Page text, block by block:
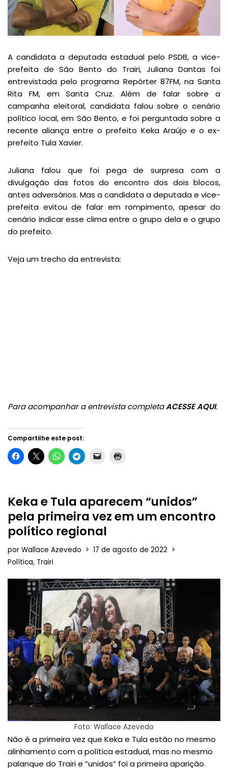
A candidata a deputada estadual pelo PSDB, a vice-
prefeita de São Bento do Trairi, Juliana Dantas foi
entrevistada pelo programa Repórter 87FM, na Santa
Rita FM, em Santa Cruz. Além de falar sobre a
campanha eleitoral, candidata falou sobre o cenário
político local, em São Bento, e foi perguntada sobre a
recente aliança entre o prefeito Keka Araújo e o ex-
prefeito Tula Xavier.
Juliana falou que foi pega de surpresa com a
divulgação das fotos do encontro dos dois blocos,
antes adversários. Mas a candidata a deputada e vice-
prefeita evitou de falar em rompimento, apesar do
cenário indicar esse clima entre o grupo dela e o grupo
do prefeito.
Veja um trecho da entrevista:
Para acompanhar a entrevista completaACESSE AQUI.
Compartilhe este post:
Keka e Tula aparecem “unidos”
pela primeira vez em um encontro
político regional
por Wallace Azevedo
17 de agosto de 2022
Política, Trairi
Foto: Wallace Azevedo
Não é a primeira vez que Keka e Tula estão no mesmo
alinhamento com a política estadual, mas no mesmo
palanque do Trairi e “unidos” foi a primeira aparição.